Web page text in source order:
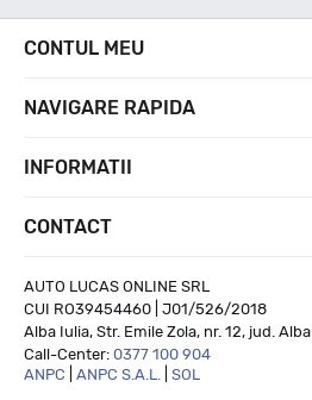
CONTUL MEU
NAVIGARE RAPIDA
INFORMATII
CONTACT
AUTO LUCAS ONLINE SRL
CUI RO39454460 | J01/526/2018
Alba Iulia, Str. Emile Zola, nr. 12, jud. Alba
Call-Center: 0377 100 904
ANPC
ANPC S.A.L. SOL